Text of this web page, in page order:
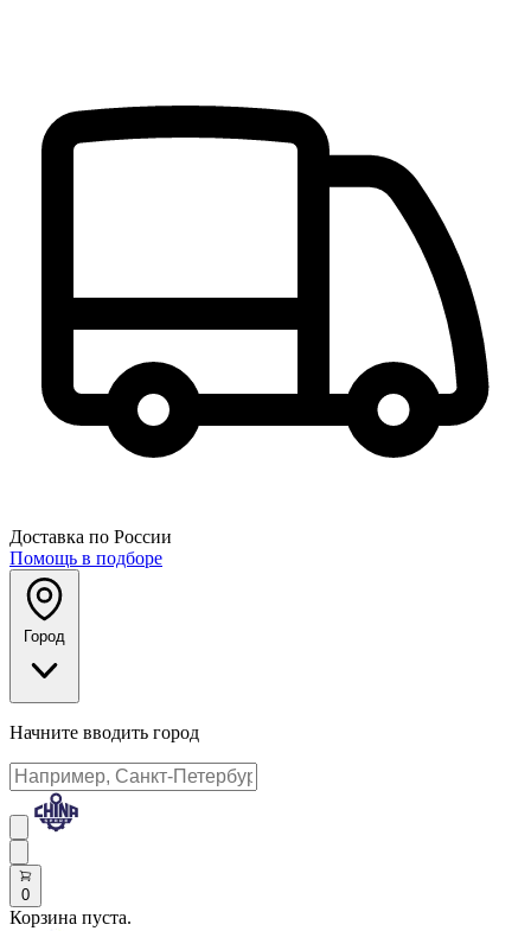
Доставка по России
Помощь в подборе
Город
Начните вводить город
0
Корзина пуста.